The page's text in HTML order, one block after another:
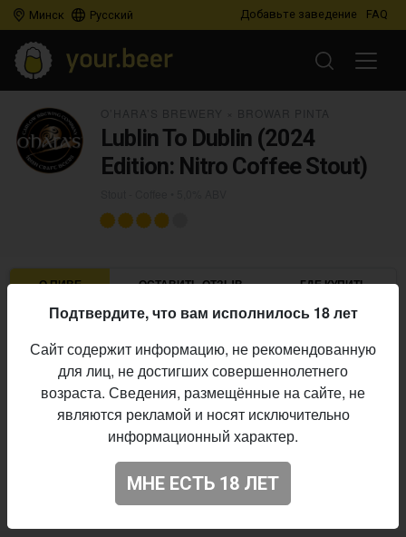
Минск Русский Добавьте заведение FAQ
Lublin To Dublin (2024
Edition: Nitro Coffee Stout)
О ПИВЕ ОСТАВИТЬ ОТЗЫВ ГДЕ КУПИТЬ
Стиль:
Stout - Coffee
Алкоголь:
5,0%
выпуска:
11.10.2024
3.864
Подтвердите, что вам исполнилось 18 лет
Сайт содержит информацию, не рекомендованную
для лиц, не достигших совершеннолетнего
возраста. Сведения, размещённые на сайте, не
являются рекламой и носят исключительно
информационный характер.
МНЕ ЕСТЬ 18 ЛЕТ